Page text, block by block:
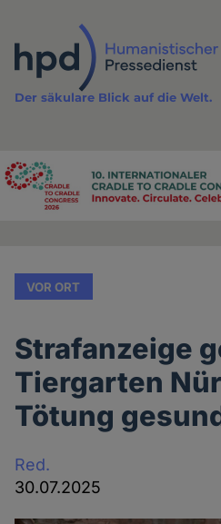
Inhalt
Der säkulare Blick auf die Welt.
Advertising
VOR ORT
Strafanzeige
Tiergarten
Tötung
Red.
30.07.2025